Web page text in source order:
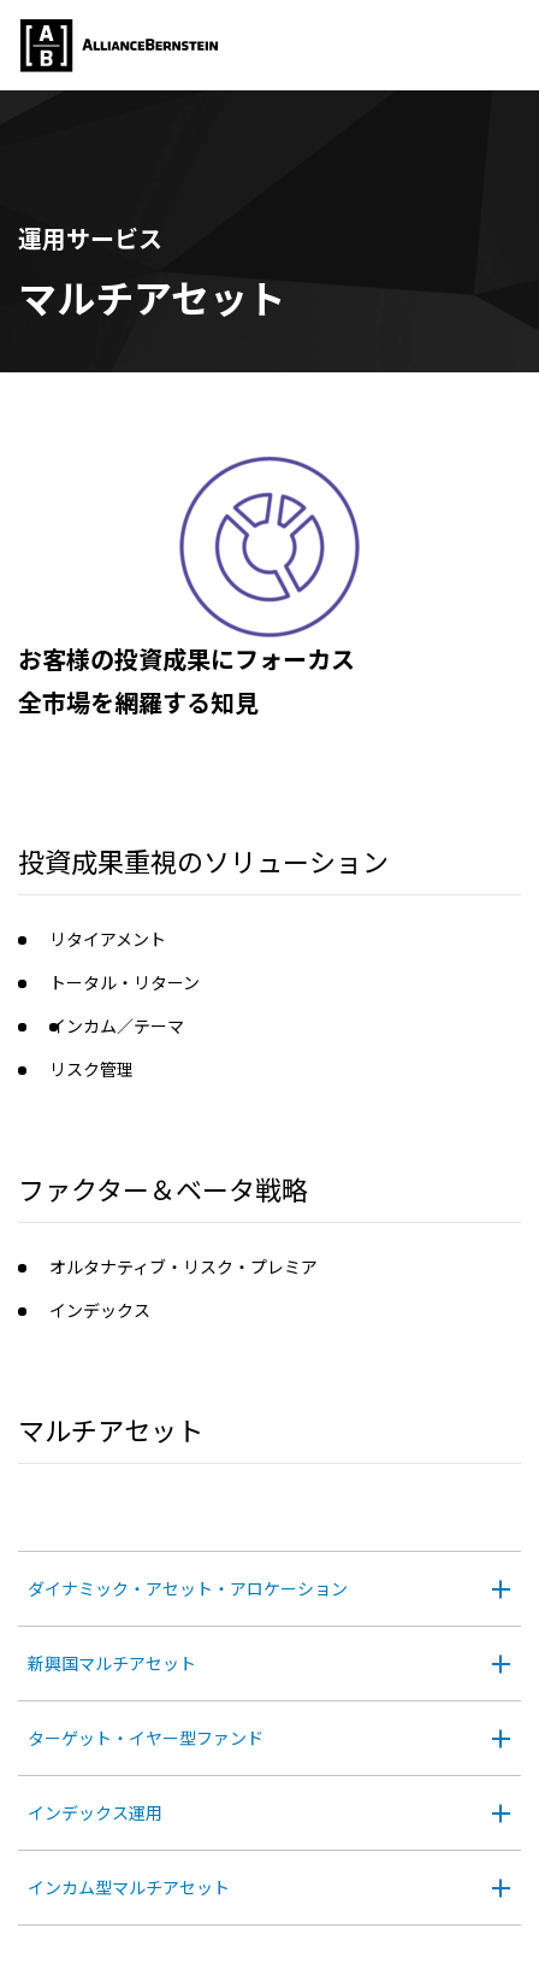
運用サービス
マルチアセット
お客様の投資成果にフォーカス
全市場を網羅する知見
投資成果重視のソリューション
リタイアメント
トータル・リターン
インカム／テーマ
リスク管理
ファクター＆ベータ戦略
オルタナティブ・リスク・プレミア
インデックス
マルチアセット
ダイナミック・アセット・アロケーション
新興国マルチアセット
ターゲット・イヤー型ファンド
インデックス運用
インカム型マルチアセット